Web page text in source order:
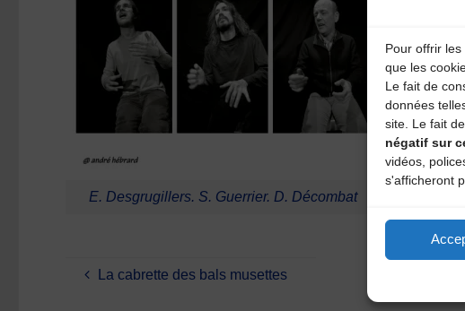
Pour offrir
que les
Le fait de
données
site. Le fait
négatif sur
vidéos,
s'afficheront
E. Desgrugillers. S. Guerrier. D. Décombat
La cabrette des bals musettes